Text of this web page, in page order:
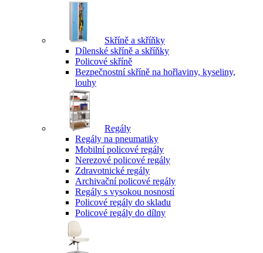
Skříně a skříňky
Dílenské skříně a skříňky
Policové skříně
Bezpečnostní skříně na hořlaviny, kyseliny,
louhy
Regály
Regály na pneumatiky
Mobilní policové regály
Nerezové policové regály
Zdravotnické regály
Archivační policové regály
Regály s vysokou nosností
Policové regály do skladu
Policové regály do dílny